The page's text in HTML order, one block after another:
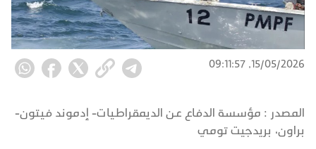
15/05/2026, 09:11:57
المصدر : مؤسسة الدفاع عن الديمقراطيات- إدموند فيتون-
براون، بريدجيت تومي